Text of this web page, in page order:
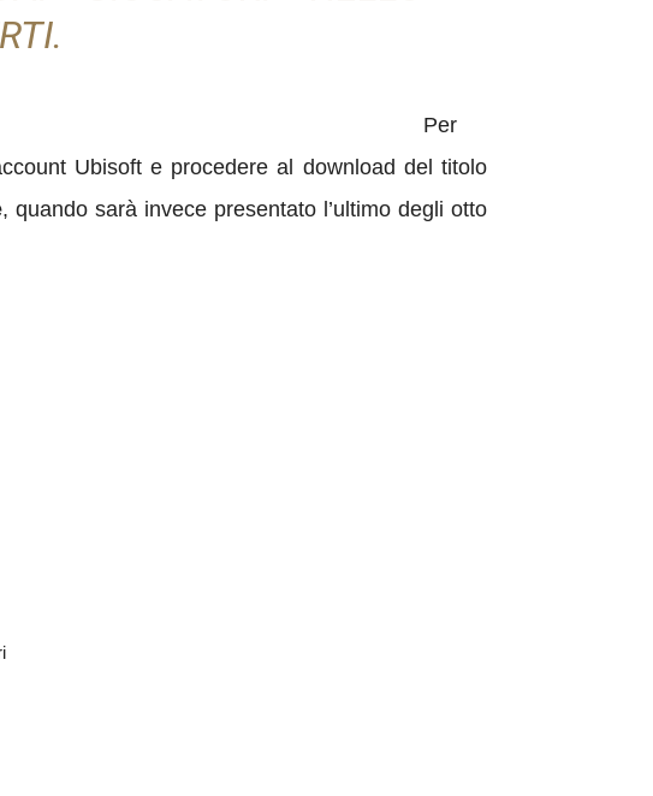
Per
Ubisoft e procedere al download del titolo
, quando sarà invece presentato l’ultimo degli otto